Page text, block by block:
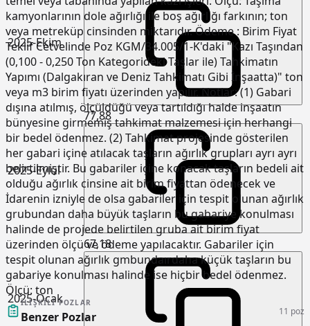
2025-Ekim
2025-Eylül
77,88
2025-Ocak
67,18
kamyonlarının dole ağırlığı ile boş ağırlığı farkının; ton
veya metreküp cinsinden miktarıdır. Ödeme : Birim Fiyat
Teklif Cetvelinde Poz KGM/34.005/1-K'daki "Kazı Taşından
(0,100 - 0,250 Ton Kategorideki Taşlar ile) Tahkimatın
Yapımı (Dalgakıran ve Deniz Tahkimatı Gibi İnşaatta)" ton
veya m3 birim fiyatı üzerinden yapılır. Notlar: (1) Gabari
dışına atılmış, ölçüldüğü veya tartıldığı halde inşaatın
bünyesine girmemiş tahkimat malzemesi için herhangi
bir bedel ödenmez. (2) Tahkimat projesinde gösterilen
her gabari içine atılacak taşların ağırlık grupları ayrı ayrı
belirtilmiştir. Bu gabariler içine konacak taşların bedeli ait
olduğu ağırlık cinsine ait birim fiyattan ödenecek ve
İdarenin izniyle de olsa gabariler için tespit olunan ağırlık
grubundan daha büyük taşların bu gabariye konulması
halinde de projede belirtilen gruba ait birim fiyat
üzerinden ölçü ve ödeme yapılacaktır. Gabariler için
tespit olunan ağırlık gmbundaırdaha küçük taşların bu
gabariye konulması halinde ise hiçbir bedel ödenmez.
Ölçü: ton
İLIŞKILI POZLAR
Benzer Pozlar 11 poz